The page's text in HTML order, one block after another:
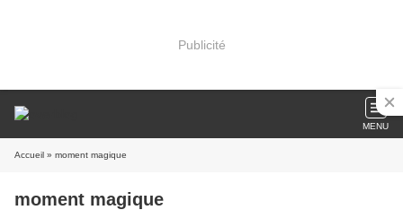
Publicité
MENU
Accueil » moment magique
moment magique